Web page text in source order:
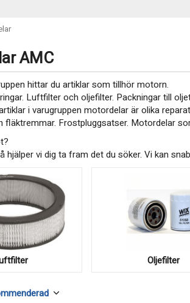
AMC
hittar du artiklar som tillhör motorn.
Luftfilter och oljefilter. Packningar till
i varugruppen motordelar är olika
fläktremmar. Frostpluggsatser. Motordelar
hjälper vi dig ta fram det du söker. Vi kan
Oljefilter